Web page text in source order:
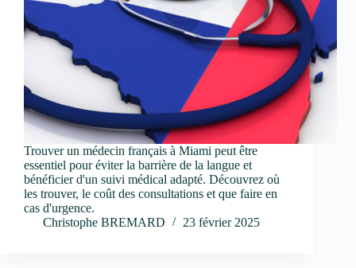
Trouver un médecin français à Miami peut être
essentiel pour éviter la barrière de la langue et
bénéficier d'un suivi médical adapté. Découvrez où
les trouver, le coût des consultations et que faire en
cas d'urgence.
Christophe BREMARD
23 février 2025